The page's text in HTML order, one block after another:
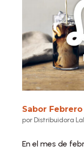
Sabor Febrero
porDistribuidora
En el mes de